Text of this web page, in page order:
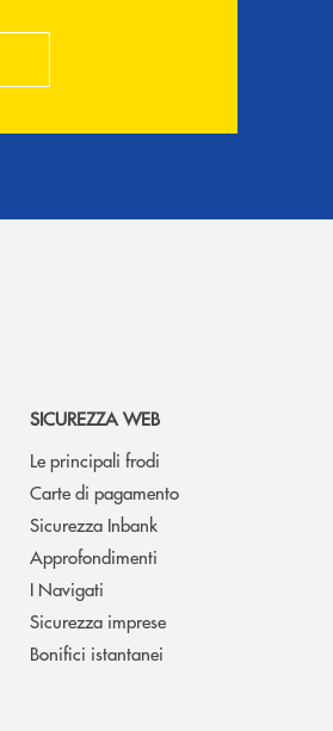
SICUREZZA WEB
Le principali frodi
Carte di pagamento
Sicurezza Inbank
Approfondimenti
I Navigati
Sicurezza imprese
Bonifici istantanei